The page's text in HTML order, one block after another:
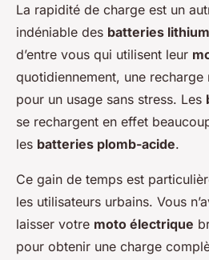
La rapidité de charge est un
indéniable des batteries
d’entre vous qui utilisent leur
quotidiennement, une recharge
pour un usage sans stress. Les
se rechargent en effet
les batteries plomb-acide.
Ce gain de temps est
les utilisateurs urbains. Vous
laisser votre moto électrique
pour obtenir une charge